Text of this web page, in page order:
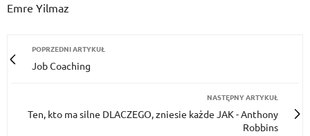
Emre Yilmaz
POPRZEDNI ARTYKUŁ
Job Coaching
NASTĘPNY ARTYKUŁ
Ten, kto ma silne DLACZEGO, zniesie każde JAK - Anthony
Robbins